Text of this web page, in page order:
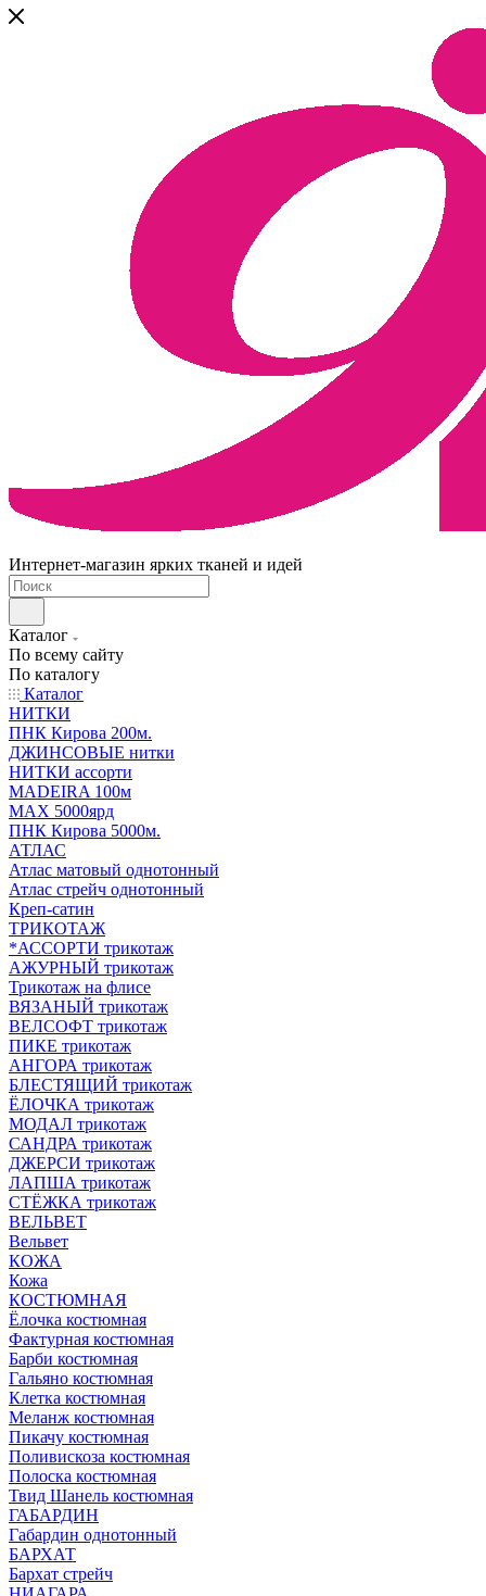
Интернет-магазин ярких тканей и идей
Каталог
По всему сайту
По каталогу
Каталог
НИТКИ
ПНК Кирова 200м.
ДЖИНСОВЫЕ нитки
НИТКИ ассорти
MADEIRA 100м
МАХ 5000ярд
ПНК Кирова 5000м.
АТЛАС
Атлас матовый однотонный
Атлас стрейч однотонный
Креп-сатин
ТРИКОТАЖ
*АССОРТИ трикотаж
АЖУРНЫЙ трикотаж
Трикотаж на флисе
ВЯЗАНЫЙ трикотаж
ВЕЛСОФТ трикотаж
ПИКЕ трикотаж
АНГОРА трикотаж
БЛЕСТЯЩИЙ трикотаж
ЁЛОЧКА трикотаж
МОДАЛ трикотаж
САНДРА трикотаж
ДЖЕРСИ трикотаж
ЛАПША трикотаж
СТЁЖКА трикотаж
ВЕЛЬВЕТ
Вельвет
КОЖА
Кожа
КОСТЮМНАЯ
Ёлочка костюмная
Фактурная костюмная
Барби костюмная
Гальяно костюмная
Клетка костюмная
Меланж костюмная
Пикачу костюмная
Поливискоза костюмная
Полоска костюмная
Твид Шанель костюмная
ГАБАРДИН
Габардин однотонный
БАРХАТ
Бархат стрейч